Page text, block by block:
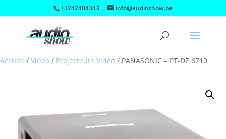
+3242404343 info@audioshow.be
Accueil / Video / Projecteurs Vidéo / PANASONIC – PT-DZ 6710